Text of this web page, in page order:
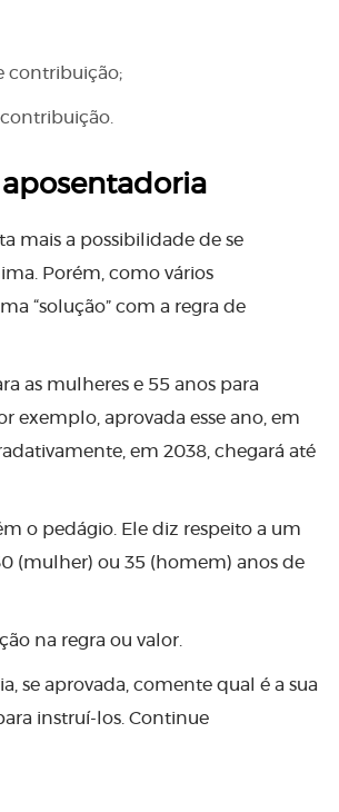
contribuição;
mais a possibilidade de se
Porém, como vários
“solução” com a regra de
as mulheres e 55 anos para
exemplo, aprovada esse ano, em
em 2038, chegará até
o pedágio. Ele diz respeito a um
(mulher) ou 35 (homem) anos de
na regra ou valor.
se aprovada, comente qual é a sua
instruí-los. Continue